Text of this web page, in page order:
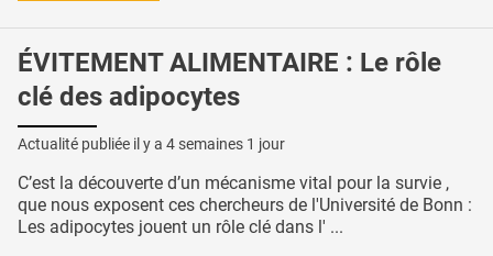
ÉVITEMENT ALIMENTAIRE : Le rôle
clé des adipocytes
Actualité publiée il y a 4 semaines 1 jour
C’est la découverte d’un mécanisme vital pour la survie ,
que nous exposent ces chercheurs de l'Université de Bonn :
Les adipocytes jouent un rôle clé dans l' ...